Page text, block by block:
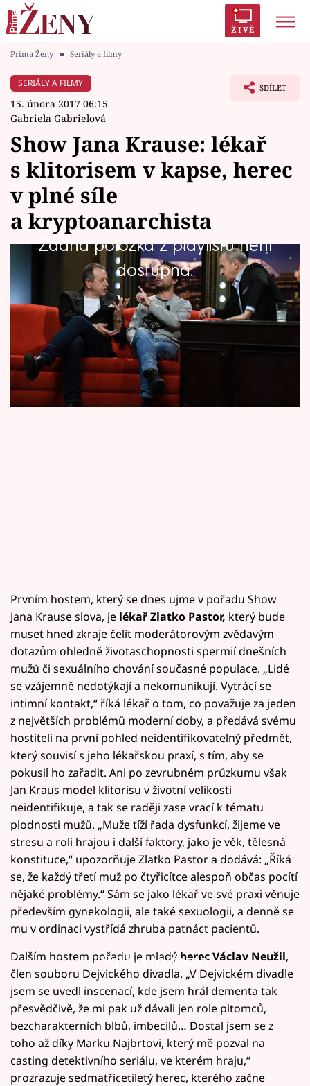
ŽIVĚ
Módní alarm
Témata
Celebrity
Vztahy
Seriály
Horoskopy
Sledujte prima+
Filmový festival Karlovy Vary
Prima Ženy ■ Seriály a filmy
SERIÁLY A FILMY
15. února 2017 06:15
Gabriela Gabrielová
SDÍLET
Show Jana Krause: lékař
s klitorisem v kapse, herec
v plné síle
a kryptoanarchista
Žádná položka z playlistu není
dostupná.
V dalším dílu Show Jana Krause se představí
sexuolog MUDr. Zlatko Pastor, herec Václav
Neužil a „kyborg“ Jan Hubík. Premiéru dalšího
dílu Show Jana Krause uvidíte ve středu 15.
února ve 21.35 na Primě.
Prvním hostem, který se dnes ujme v pořadu Show
Jana Krause slova, je lékař Zlatko Pastor, který bude
muset hned zkraje čelit moderátorovým zvědavým
dotazům ohledně životaschopnosti spermií dnešních
mužů či sexuálního chování současné populace. „Lidé
se vzájemně nedotýkají a nekomunikují. Vytrácí se
intimní kontakt,“ říká lékař o tom, co považuje za jeden
z největších problémů moderní doby, a předává svému
hostiteli na první pohled neidentifikovatelný předmět,
který souvisí s jeho lékařskou praxí, s tím, aby se
pokusil ho zařadit. Ani po zevrubném průzkumu však
Jan Kraus model klitorisu v životní velikosti
neidentifikuje, a tak se raději zase vrací k tématu
plodnosti mužů. „Muže tíží řada dysfunkcí, žijeme ve
stresu a roli hrajou i další faktory, jako je věk, tělesná
konstituce,“ upozorňuje Zlatko Pastor a dodává: „Říká
se, že každý třetí muž po čtyřicítce alespoň občas pocítí
nějaké problémy.“ Sám se jako lékař ve své praxi věnuje
především gynekologii, ale také sexuologii, a denně se
mu v ordinaci vystřídá zhruba patnáct pacientů.
Failed to fetch
Dalším hostem pořadu je mladý herec Václav Neužil,
člen souboru Dejvického divadla. „V Dejvickém divadle
jsem se uvedl inscenací, kde jsem hrál dementa tak
přesvědčivě, že mi pak už dávali jen role pitomců,
bezcharakterních blbů, imbecilů… Dostal jsem se z
toho až díky Marku Najbrtovi, který mě pozval na
casting detektivního seriálu, ve kterém hraju,“
prozrazuje sedmatřicetiletý herec, kterého začne